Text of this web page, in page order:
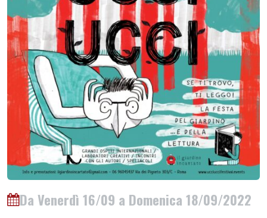
Da Venerdì 16/09 a Domenica 18/09/2022